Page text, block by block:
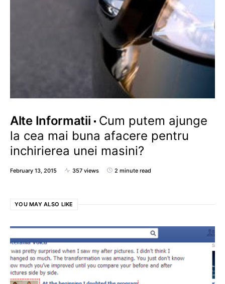
Alte Informatii
Cum putem ajunge
la cea mai buna afacere pentru
inchirierea unei masini?
February 13, 2015 357 views 2 minute read
YOU MAY ALSO LIKE